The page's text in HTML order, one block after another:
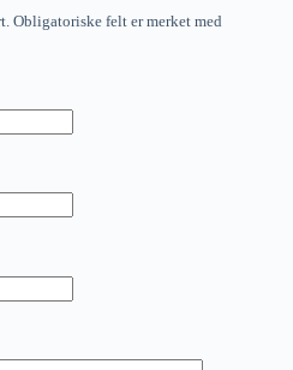
Obligatoriske felt er merket med